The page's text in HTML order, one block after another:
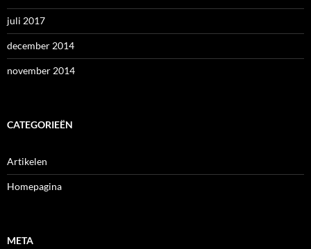
juli 2017
december 2014
november 2014
CATEGORIEËN
Artikelen
Homepagina
META